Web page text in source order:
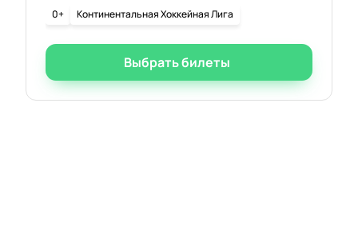
0+ Континентальная Хоккейная Лига
Выбрать билеты